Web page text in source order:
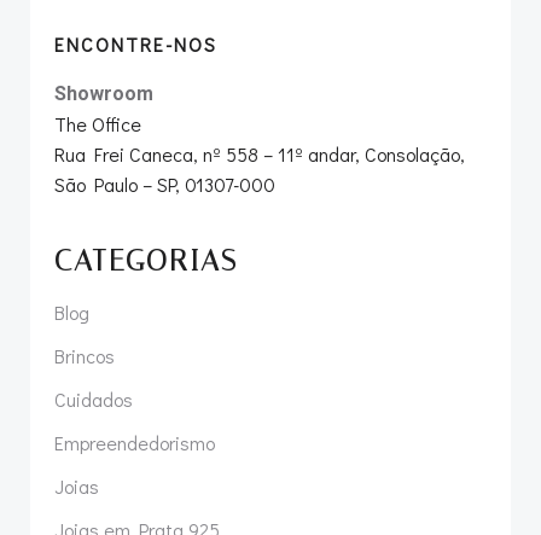
ENCONTRE-NOS
Showroom
The Office
Rua Frei Caneca, nº 558 – 11º andar, Consolação,
São Paulo – SP, 01307-000
CATEGORIAS
Blog
Brincos
Cuidados
Empreendedorismo
Joias
Joias em Prata 925